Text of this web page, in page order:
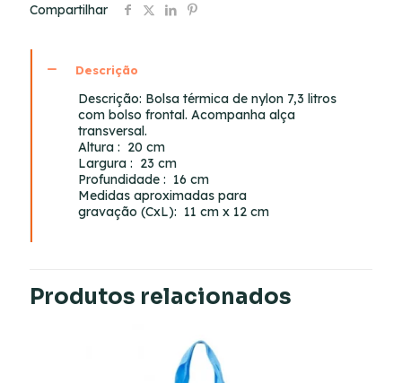
Compartilhar
Descrição
Descrição: Bolsa térmica de nylon 7,3 litros
com bolso frontal. Acompanha alça
transversal.
Altura : 20 cm
Largura : 23 cm
Profundidade : 16 cm
Medidas aproximadas para
gravação (CxL): 11 cm x 12 cm
Produtos relacionados